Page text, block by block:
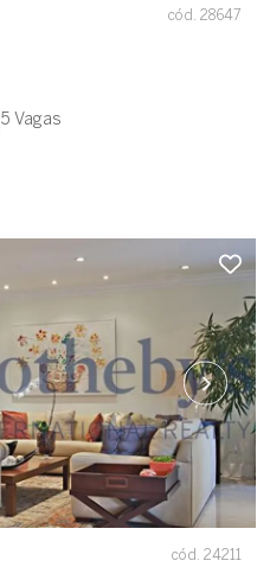
cód. 28647
5 Vagas
cód. 24211